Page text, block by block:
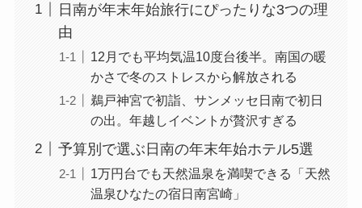
日南が年末年始旅行にぴったりな3つの理
由
12月でも平均気温10度台後半。南国の暖
かさで冬のストレスから解放される
鵜戸神宮で初詣、サンメッセ日南で初日
の出。年越しイベントが贅沢すぎる
予算別で選ぶ日南の年末年始ホテル5選
1万円台でも天然温泉を満喫できる「天然
温泉ひなたの宿日南宮崎」